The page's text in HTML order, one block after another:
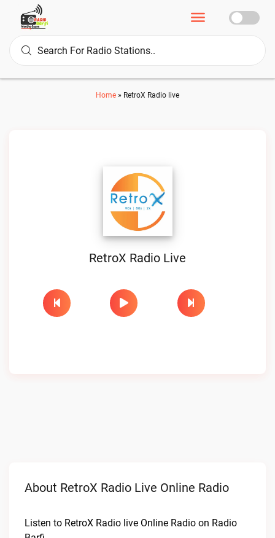
Home » RetroX Radio live
RetroX Radio Live
About RetroX Radio Live Online Radio
Listen to RetroX Radio live Online Radio on Radio